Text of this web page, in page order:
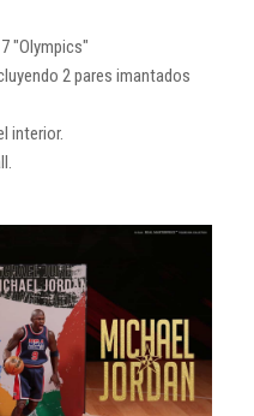
"Olympics"
2 pares imantados
interior.